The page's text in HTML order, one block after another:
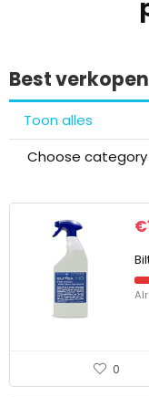
Best
Toon alles
Choose category
€
0